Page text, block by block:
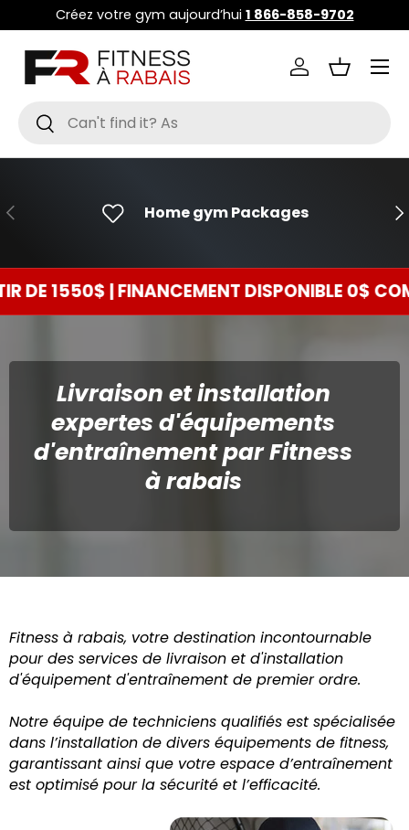
ALLER AU CONTENU
Créez votre gym aujourd’hui 1 866-858-9702
Recherche
Rechercher
Se connecter
Panier
Menu
PRÉCÉDENT Home gym Packages
| FINANCEMENT DISPONIBLE 0$ COMPTANT
Livraison et installation
expertes d'équipements
d'entraînement par Fitness
à rabais
Fitness à rabais, votre destination incontournable
pour des services de livraison et d'installation
d'équipement d'entraînement de premier ordre.
Notre équipe de techniciens qualifiés est spécialisée
dans l’installation de divers équipements de fitness,
garantissant ainsi que votre espace d’entraînement
est optimisé pour la sécurité et l’efficacité.